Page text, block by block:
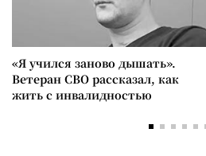
«Я учился заново дышать».
Ветеран СВО рассказал, как
жить с инвалидностью